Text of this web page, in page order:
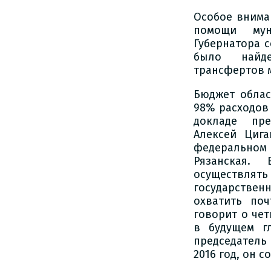
Особое
помощи
Губернатора
было
трансфертов
Бюджет
98%
докладе
Алексей
охватить
говорит о
в будущем
2016 год, он